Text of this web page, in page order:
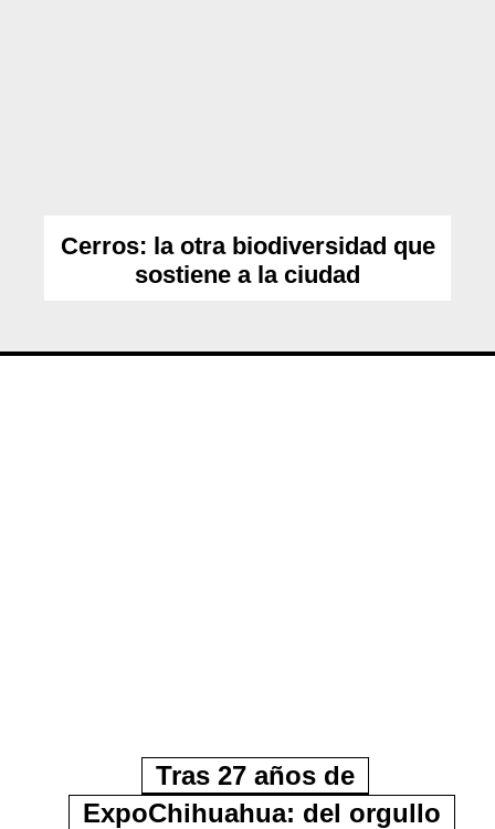
Cerros: la otra biodiversidad que
sostiene a la ciudad
Tras 27 años de
ExpoChihuahua: del orgullo